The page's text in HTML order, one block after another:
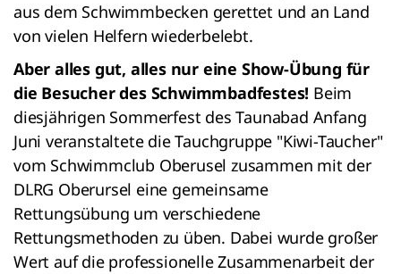
aus dem Schwimmbecken gerettet und an Land
von vielen Helfern wiederbelebt.
Aber alles gut, alles nur eine Show-Übung für
die Besucher des Schwimmbadfestes! Beim
diesjährigen Sommerfest des Taunabad Anfang
Juni veranstaltete die Tauchgruppe "Kiwi-Taucher"
vom Schwimmclub Oberusel zusammen mit der
DLRG Oberursel eine gemeinsame
Rettungsübung um verschiedene
Rettungsmethoden zu üben. Dabei wurde großer
Wert auf die professionelle Zusammenarbeit der